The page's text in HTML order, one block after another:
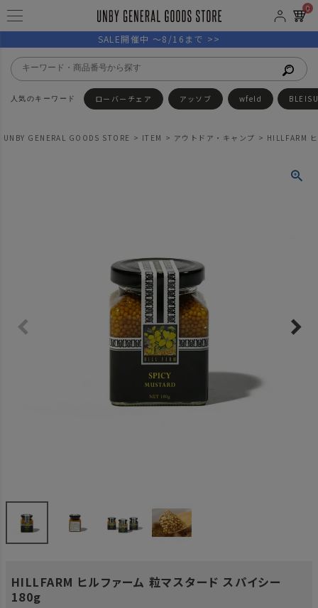
0
SALE開催中 ～8/16まで >>
ローバーチェア アッソブ wfeld
UNBY GENERAL GOODS STORE ITEM アウトドア・キャンプ HILLFARM
HILLFARM ヒルファーム 粒マスタード スパイシー
180g